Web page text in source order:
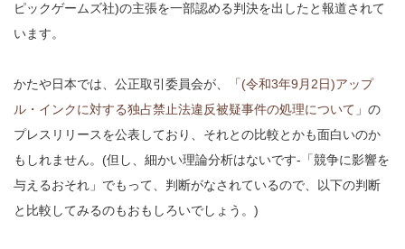
ピックゲームズ社)の主張を一部認める判決を出したと報道されて
います。
かたや日本では、公正取引委員会が、「(令和3年9月2日)アップ
ル・インクに対する独占禁止法違反被疑事件の処理について 」の
プレスリリースを公表しており、それとの比較とかも面白いのか
もしれません。(但し、細かい理論分析はないです-「競争に影響を
与えるおそれ」でもって、判断がなされているので、以下の判断
と比較してみるのもおもしろいでしょう。)